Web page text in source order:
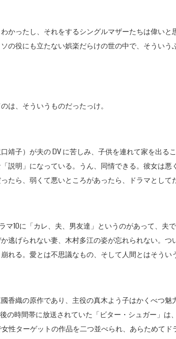
かったし、それをするシングルマザーたちは偉いと
の役にも立たない娯楽だらけの世の中で、そうい
は、そういうものだったっけ。
靖子）が夫の DV に苦しみ、子供を連れて家を出る
説明」になっている。うん、同情できる。彼女は
たら、弱くて悪いところがあったら、ドラマとして
マ10に「カレ、夫、男友達」というのがあって、夫
逃げられない妻、木村多江の姿が忘れられない。つ
れる。愛とは不思議なもの、そして人間とはそうい
香織の原作であり、主役の真木よう子はかくべつ
の時間帯に放送されていた「ビター・シュガー」
性ターゲットの作品を二つ並べられ、あらためてド